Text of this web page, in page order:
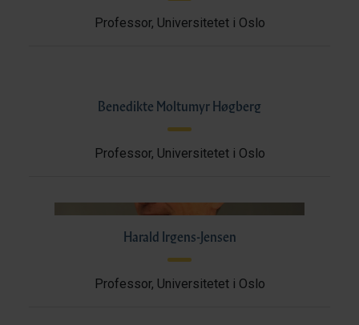
Professor, Universitetet i Oslo
Benedikte Moltumyr Høgberg
Professor, Universitetet i Oslo
Harald Irgens-Jensen
Professor, Universitetet i Oslo